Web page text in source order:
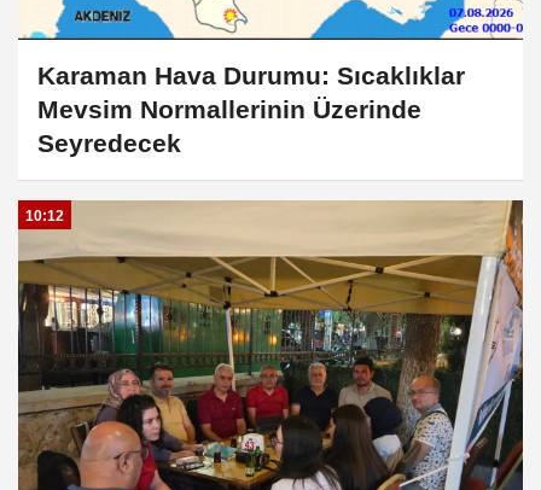
Karaman Hava Durumu: Sıcaklıklar
Mevsim Normallerinin Üzerinde
Seyredecek
10:12